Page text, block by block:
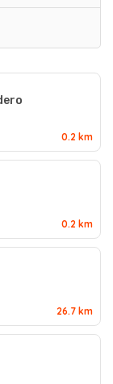
0.2 km
0.2 km
26.7 km